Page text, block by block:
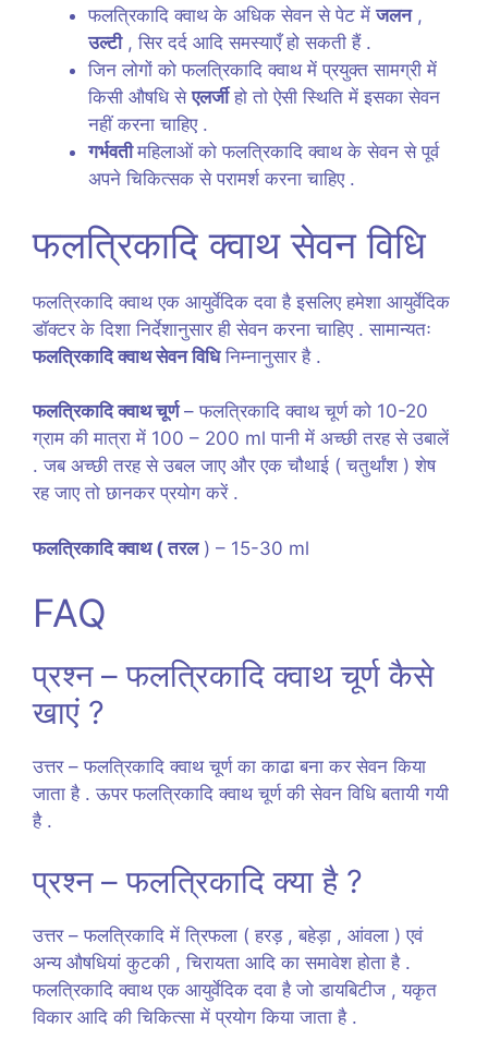
फलत्रिकादि क्वाथ के अधिक सेवन से पेट मेंजलन,
उल्टी, सिर दर्द आदि समस्याएँ हो सकती हैं .
जिन लोगों को फलत्रिकादि क्वाथ में प्रयुक्त सामग्री में
किसी औषधि सेएलर्जीहो तो ऐसी स्थिति में इसका सेवन
नहीं करना चाहिए .
गर्भवतीमहिलाओं को फलत्रिकादि क्वाथ के सेवन से पूर्व
अपने चिकित्सक से परामर्श करना चाहिए .
फलत्रिकादि क्वाथ सेवन विधि
फलत्रिकादि क्वाथ एक आयुर्वेदिक दवा है इसलिए हमेशा आयुर्वेदिक
डॉक्टर के दिशा निर्देशानुसार ही सेवन करना चाहिए . सामान्यतः
फलत्रिकादि क्वाथ सेवन विधिनिम्नानुसार है .
फलत्रिकादि क्वाथ चूर्ण– फलत्रिकादि क्वाथ चूर्ण को 10-20
ग्राम की मात्रा में 100 – 200 ml पानी में अच्छी तरह से उबालें
. जब अच्छी तरह से उबल जाए और एक चौथाई ( चतुर्थांश ) शेष
रह जाए तो छानकर प्रयोग करें .
फलत्रिकादि क्वाथ ( तरल) – 15-30 ml
FAQ
प्रश्न – फलत्रिकादि क्वाथ चूर्ण कैसे
खाएं ?
उत्तर – फलत्रिकादि क्वाथ चूर्ण का काढा बना कर सेवन किया
जाता है . ऊपर फलत्रिकादि क्वाथ चूर्ण की सेवन विधि बतायी गयी
है .
प्रश्न – फलत्रिकादि क्या है ?
उत्तर – फलत्रिकादि में त्रिफला ( हरड़ , बहेड़ा , आंवला ) एवं
अन्य औषधियां कुटकी , चिरायता आदि का समावेश होता है .
फलत्रिकादि क्वाथ एक आयुर्वेदिक दवा है जो डायबिटीज , यकृत
विकार आदि की चिकित्सा में प्रयोग किया जाता है .